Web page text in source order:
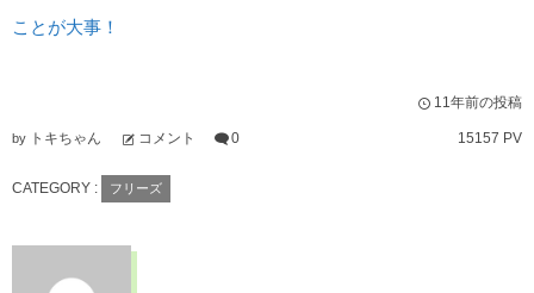
ことが大事！
11年前の投稿
by トキちゃん コメント 0 15157 PV
CATEGORY : フリーズ